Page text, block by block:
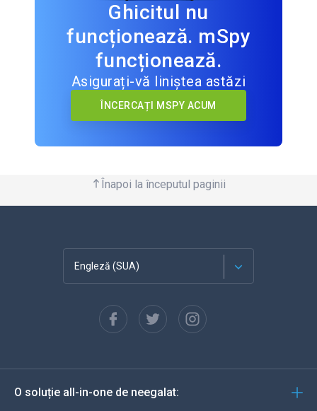
Ghicitul nu
funcționează. mSpy
funcționează.
Asigurați-vă liniștea astăzi
ÎNCERCAȚI MSPY ACUM
Înapoi la începutul paginii
Engleză (SUA)
Español
Deutsch
O soluție all-in-one de neegalat: